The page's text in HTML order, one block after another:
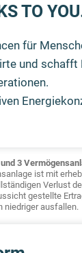
TO
für
und
3
ist mit
Verlust
gestellte
niedriger ausfallen.